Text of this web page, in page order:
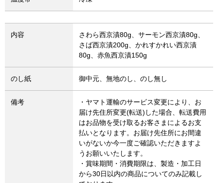
内容
さわら西京漬80g、サーモン西京漬80g、
さば西京漬200g、かれすかれい西京漬
80g、赤魚西京漬150g
のし紙 御中元、無地のし、のし無し
備考
・ヤマト運輸のサービス変更により、お
届け先住所変更(転送)した場合、転送費用
はお品物を受け取るお客さまによるお支
払いとなります。お届け先住所にお間違
いがないか今一度ご確認いただきますよ
うお願いいたします。
・賞味期間・消費期限は、製造・加工日
から30日以内の商品についてのみ記載し